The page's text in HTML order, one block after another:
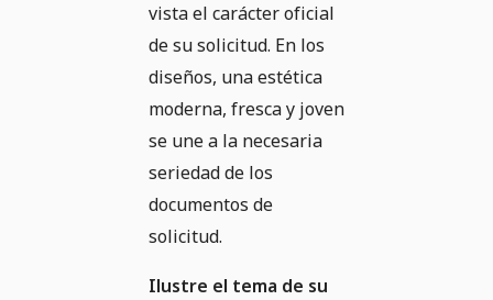
vista el carácter oficial
de su solicitud. En los
diseños, una estética
moderna, fresca y joven
se une a la necesaria
seriedad de los
documentos de
solicitud.
Ilustre el tema de su